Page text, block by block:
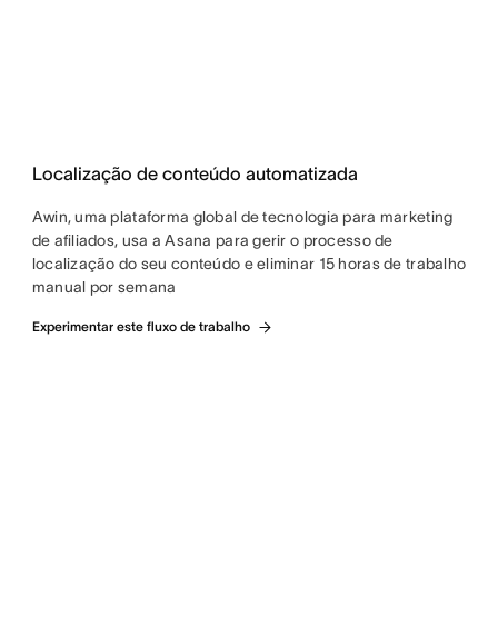
Localização de conteúdo automatizada
Awin, uma plataforma global de tecnologia para marketing
de afiliados, usa a Asana para gerir o processo de
localização do seu conteúdo e eliminar 15 horas de trabalho
manual por semana
Experimentar este fluxo de trabalho